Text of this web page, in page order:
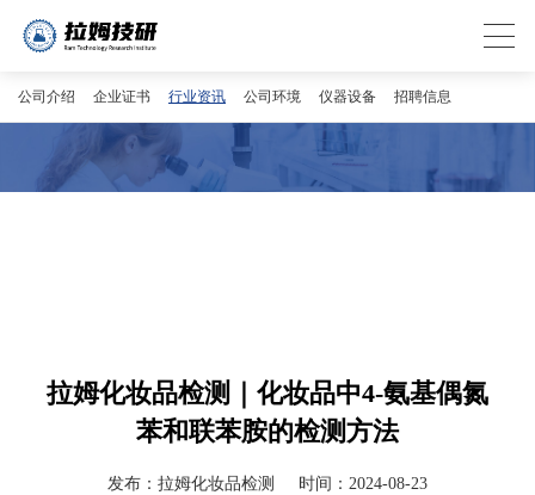
公司介绍 企业证书 行业资讯 公司环境 仪器设备 招聘信息
拉姆化妆品检测｜化妆品中4-氨基偶氮
苯和联苯胺的检测方法
发布：拉姆化妆品检测 时间：2024-08-23